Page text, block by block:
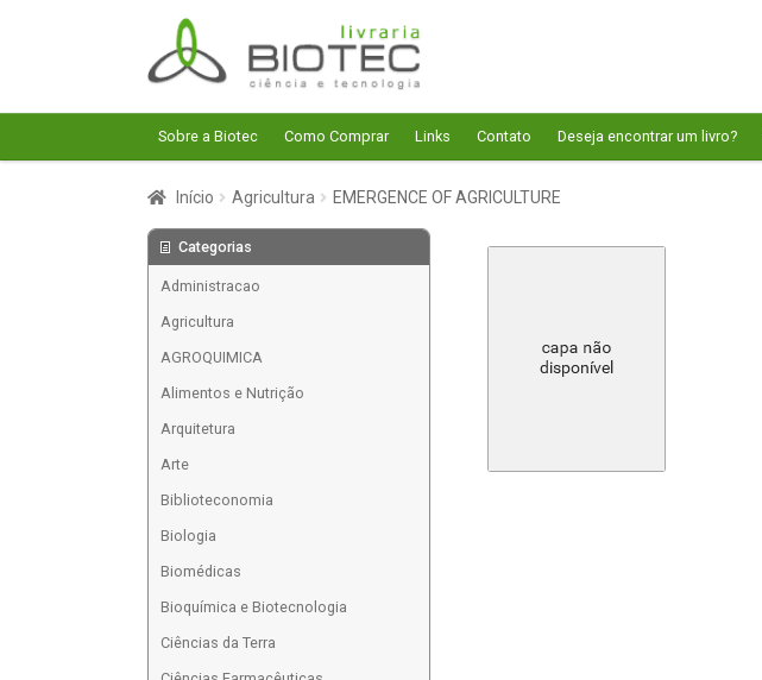
Pular
para
navegação
Pular
para
o
conteúdo
Sobre a Biotec Como Comprar Links Contato Deseja encontrar um livro?
Início Agricultura EMERGENCE OF AGRICULTURE
Categorias
Administracao
Agricultura
AGROQUIMICA
Alimentos e Nutrição
Arquitetura
Arte
Biblioteconomia
Biologia
Biomédicas
Bioquímica e Biotecnologia
Ciências da Terra